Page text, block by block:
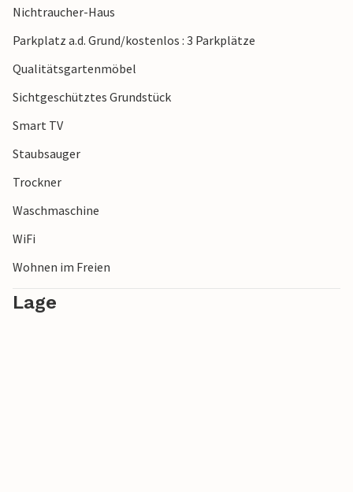
Tiere und Pflanzen aus drei verschiedenen Kontinenten
entdecken können.
Nichtraucher-Haus
Parkplatz a.d. Grund/kostenlos : 3 Parkplätze
Qualitätsgartenmöbel
Sichtgeschütztes Grundstück
Smart TV
Staubsauger
Trockner
Waschmaschine
WiFi
Wohnen im Freien
Lage